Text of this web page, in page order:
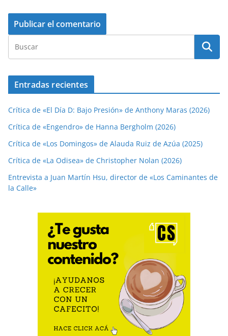
Entradas recientes
Crítica de «El Día D: Bajo Presión» de Anthony Maras (2026)
Crítica de «Engendro» de Hanna Bergholm (2026)
Crítica de «Los Domingos» de Alauda Ruiz de Azúa (2025)
Crítica de «La Odisea» de Christopher Nolan (2026)
Entrevista a Juan Martín Hsu, director de «Los Caminantes de
la Calle»